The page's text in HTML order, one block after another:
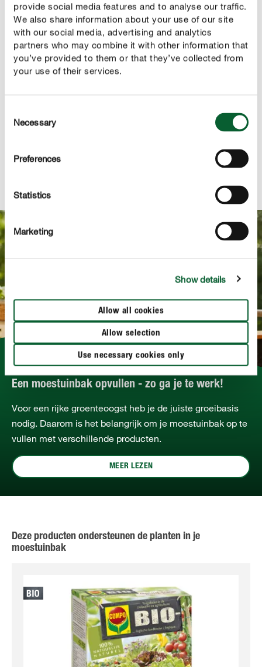
provide social media features and to analyse our traffic.
We also share information about your use of our site
with our social media, advertising and analytics
partners who may combine it with other information that
you’ve provided to them or that they’ve collected from
your use of their services.
Selection
Necessary
Preferences
Statistics
Marketing
Show details
Allow all cookies
Allow selection
Use necessary cookies only
met de juiste basis kunnen de planten een gezond
wortelstelsel ontwikkelen en zullen ze een rijke oogst
produceren.
Voor een gezonde wortel- en plantengroei heb je3
verschillende lagen
nodig :
Bodemverbeteraar : voor een actief bodemleven en
Potgrond - de basis voor een gezonde
Een moestuinbak opvullen - zo ga je te werk!
Voor een rijke groenteoogst heb je de juiste groeibasis
nodig. Daarom is het belangrijk om je moestuinbak op te
vullen met verschillende producten.
MEER LEZEN
Deze producten ondersteunen de planten in je
moestuinbak